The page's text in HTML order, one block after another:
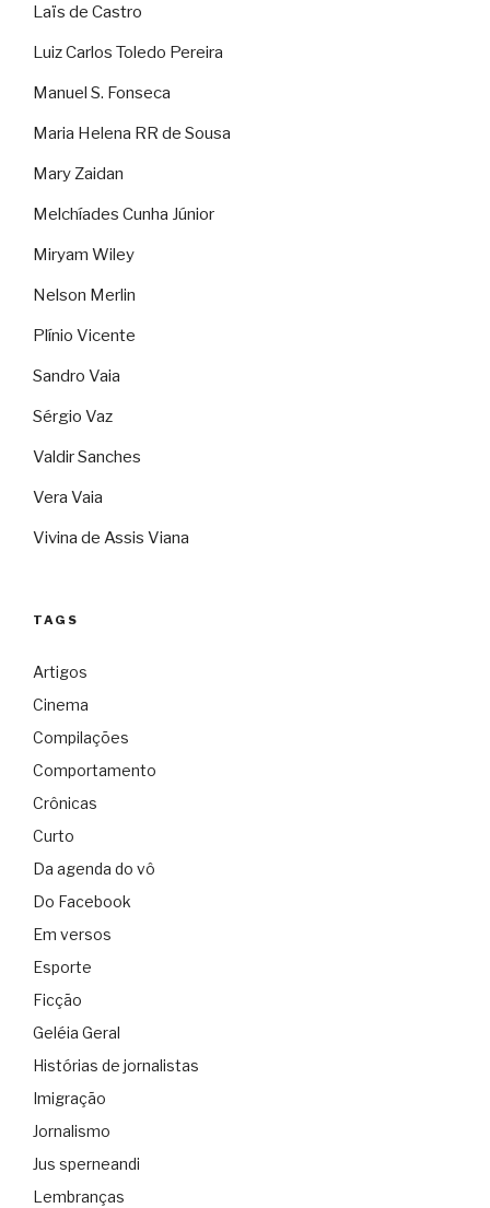
Laïs de Castro
Luiz Carlos Toledo Pereira
Manuel S. Fonseca
Maria Helena RR de Sousa
Mary Zaidan
Melchíades Cunha Júnior
Miryam Wiley
Nelson Merlin
Plínio Vicente
Sandro Vaia
Sérgio Vaz
Valdir Sanches
Vera Vaia
Vivina de Assis Viana
TAGS
Artigos
Cinema
Compilações
Comportamento
Crônicas
Curto
Da agenda do vô
Do Facebook
Em versos
Esporte
Ficção
Geléia Geral
Histórias de jornalistas
Imigração
Jornalismo
Jus sperneandi
Lembranças